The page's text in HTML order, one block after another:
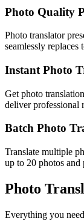
Photo Quality
Photo translator
seamlessly
Instant Photo
Get photo
deliver professional
Batch Photo
Translate multiple
up to 20 photos and
Photo
Everything you